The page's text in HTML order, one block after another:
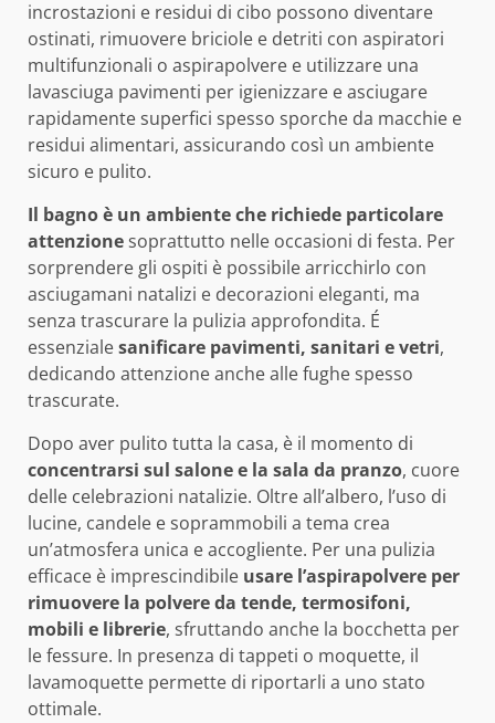
incrostazioni e residui di cibo possono diventare
ostinati, rimuovere briciole e detriti con aspiratori
multifunzionali o aspirapolvere e utilizzare una
lavasciuga pavimenti per igienizzare e asciugare
rapidamente superfici spesso sporche da macchie e
residui alimentari, assicurando così un ambiente
sicuro e pulito.
Il bagno è un ambiente che richiede particolare
attenzionesoprattutto nelle occasioni di festa. Per
sorprendere gli ospiti è possibile arricchirlo con
asciugamani natalizi e decorazioni eleganti, ma
senza trascurare la pulizia approfondita. É
essenzialesanificare pavimenti, sanitari e vetri,
dedicando attenzione anche alle fughe spesso
trascurate.
Dopo aver pulito tutta la casa, è il momento di
concentrarsi sul salone e la sala da pranzo, cuore
delle celebrazioni natalizie. Oltre all’albero, l’uso di
lucine, candele e soprammobili a tema crea
un’atmosfera unica e accogliente. Per una pulizia
efficace è imprescindibile usare l’aspirapolvere per
rimuovere la polvere da tende, termosifoni,
mobili e librerie, sfruttando anche la bocchetta per
le fessure. In presenza di tappeti o moquette, il
lavamoquette permette di riportarli a uno stato
ottimale.